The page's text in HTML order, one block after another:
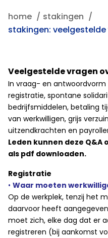
home
stakingen
stakingen:
Veelgestelde vragen
In vraag- en antwoordvorm
registratie, spontane
bedrijfsmiddelen, betaling
van werkwilligen, grijs
uitzendkrachten en
Leden kunnen deze
als pdf downloaden.
Registratie
• Waar moeten
Op de werkplek, tenzij het
daarvoor heeft
moet zich, elke dag dat er
registreren (bij aankomst